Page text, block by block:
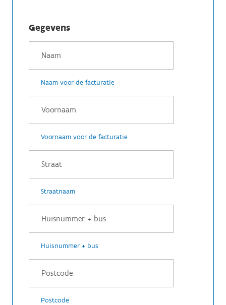
Gegevens
Naam voor de facturatie
Voornaam voor de facturatie
Straatnaam
Huisnummer + bus
Postcode